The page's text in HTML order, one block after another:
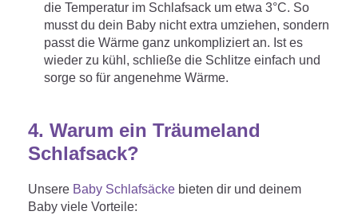
die Temperatur im Schlafsack um etwa 3°C. So
musst du dein Baby nicht extra umziehen, sondern
passt die Wärme ganz unkompliziert an. Ist es
wieder zu kühl, schließe die Schlitze einfach und
sorge so für angenehme Wärme.
4. Warum ein Träumeland
Schlafsack?
Unsere Baby Schlafsäcke bieten dir und deinem
Baby viele Vorteile: